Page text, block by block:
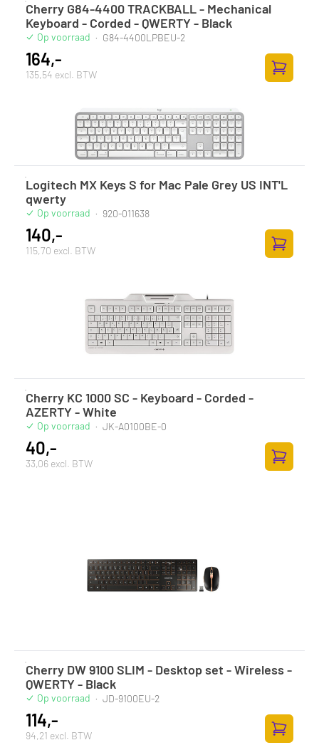
Cherry G84-4400 TRACKBALL - Mechanical
Keyboard - Corded - QWERTY - Black
Op voorraad · G84-4400LPBEU-2
164,-
135,54 excl. BTW
Logitech MX Keys S for Mac Pale Grey US INT'L
qwerty
Op voorraad · 920-011638
140,-
115,70 excl. BTW
Cherry KC 1000 SC - Keyboard - Corded -
AZERTY - White
Op voorraad · JK-A0100BE-0
40,-
33,06 excl. BTW
Cherry DW 9100 SLIM - Desktop set - Wireless -
QWERTY - Black
Op voorraad · JD-9100EU-2
114,-
94,21 excl. BTW